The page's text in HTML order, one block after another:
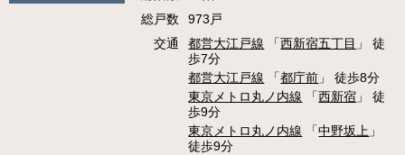
総戸数
973戸
交通
都営大江戸線 「西新宿五丁目 」 徒
歩7分
都営大江戸線 「都庁前 」 徒歩8分
東京メトロ丸ノ内線 「西新宿 」 徒
歩9分
東京メトロ丸ノ内線 「中野坂上 」
徒歩9分